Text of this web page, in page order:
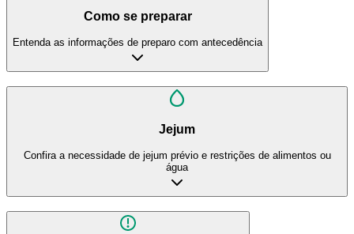
Como se preparar
Entenda as informações de preparo com antecedência
Jejum
Confira a necessidade de jejum prévio e restrições de alimentos ou
água